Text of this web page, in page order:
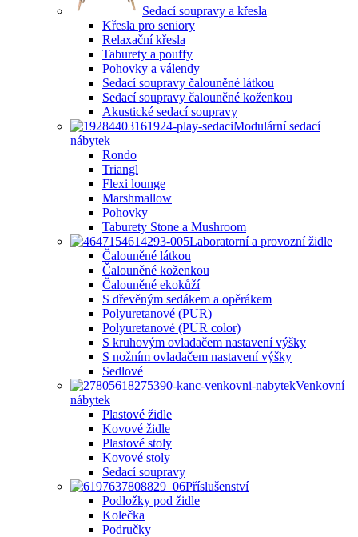
Sedací soupravy a křesla
Křesla pro seniory
Relaxační křesla
Taburety a pouffy
Pohovky a válendy
Sedací soupravy čalouněné látkou
Sedací soupravy čalouněné koženkou
Akustické sedací soupravy
Modulární sedací
nábytek
Rondo
Triangl
Flexi lounge
Marshmallow
Pohovky
Taburety Stone a Mushroom
Laboratorní a provozní židle
Čalouněné látkou
Čalouněné koženkou
Čalouněné ekokůží
S dřevěným sedákem a opěrákem
Polyuretanové (PUR)
Polyuretanové (PUR color)
S kruhovým ovladačem nastavení výšky
S nožním ovladačem nastavení výšky
Sedlové
Venkovní
nábytek
Plastové židle
Kovové židle
Plastové stoly
Kovové stoly
Sedací soupravy
Příslušenství
Podložky pod židle
Kolečka
Područky